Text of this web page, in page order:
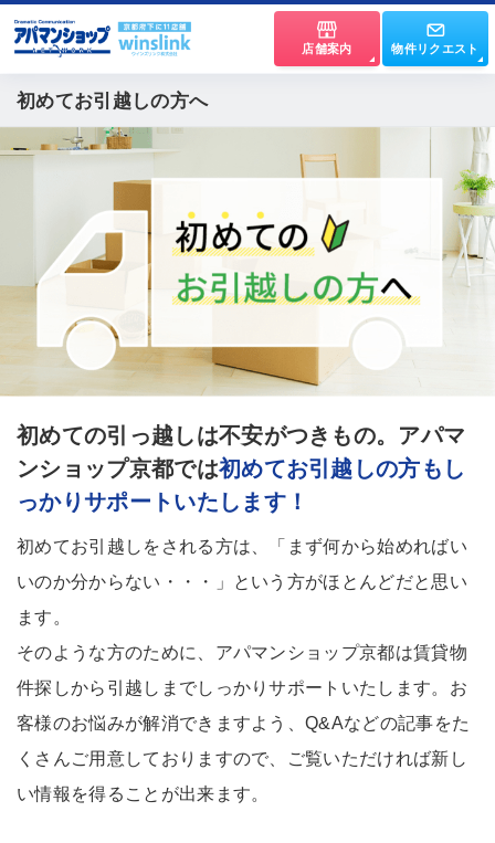
店舗案内 物件リクエスト
初めてお引越しの方へ
初めての引っ越しは不安がつきもの。 アパマ
ンショップ京都では初めてお引越しの方もし
っかりサポートいたします！
初めてお引越しをされる方は、「まず何から始めればい
いのか分からない・・・」という方がほとんどだと思い
ます。
そのような方のために、アパマンショップ京都は賃貸物
件探しから引越しまでしっかりサポートいたします。 お
客様のお悩みが解消できますよう、Q&Aなどの記事をた
くさんご用意しておりますので、
ご覧いただければ新し
い情報を得ることが出来ます。